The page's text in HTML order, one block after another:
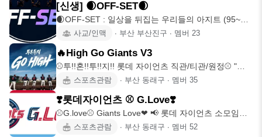
[신생] 🌒OFF-SET🌒
🌒OFF-SET : 일상을 뒤집는 우리들의 아지트 (95~04)
"오프라인에서 한 세트가
사교/인맥 ∙ 부산 부산진구 ∙ 멤버 23
🔥High Go Giants V3
⚾️투!!혼!!투!!지!! 롯데 자이언츠 직관/티관/원정⚾️ "너
희들이 좋아서 응원하는게
스포츠관람 ∙ 부산 동래구 ∙ 멤버 35
❣️롯데자이언츠 ⚾️ G.Love❣️
⚾️G.love⚾️ Giants Love❤ 📢 롯데 자이언츠 소모임
NO.1 글럽에 오신
스포츠관람 ∙ 부산 동래구 ∙ 멤버 52